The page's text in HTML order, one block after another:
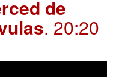
de
. 20:20